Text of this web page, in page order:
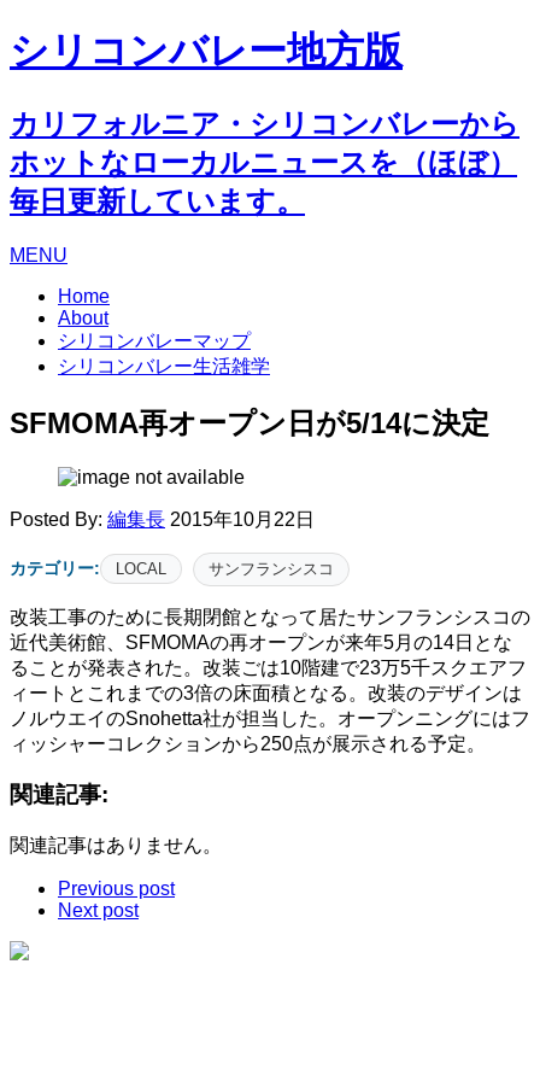
シリコンバレー地方版
カリフォルニア・シリコンバレーから
ホットなローカルニュースを（ほぼ）
毎日更新しています。
MENU
Home
About
シリコンバレーマップ
シリコンバレー生活雑学
SFMOMA再オープン日が5/14に決定
Posted By: 編集長 2015年10月22日
カテゴリー: LOCAL サンフランシスコ
改装工事のために長期閉館となって居たサンフランシスコの
近代美術館、SFMOMAの再オープンが来年5月の14日とな
ることが発表された。改装ごは10階建で23万5千スクエアフ
ィートとこれまでの3倍の床面積となる。改装のデザインは
ノルウエイのSnohetta社が担当した。オープンニングにはフ
ィッシャーコレクションから250点が展示される予定。
関連記事:
関連記事はありません。
Previous post
Next post